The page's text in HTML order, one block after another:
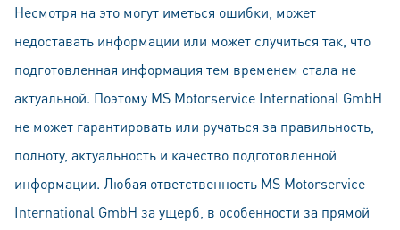
Несмотря на это могут иметься ошибки, может
недоставать информации или может случиться так, что
подготовленная информация тем временем стала не
актуальной. Поэтому MS Motorservice International GmbH
не может гарантировать или ручаться за правильность,
пoлноту, актуальность и качество подготовленной
информации. Любая ответственность MS Motorservice
International GmbH за ущерб, в особенности за прямой